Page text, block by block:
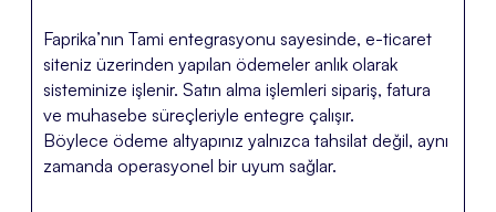
Faprika’nın Tami entegrasyonu sayesinde, e-ticaret
siteniz üzerinden yapılan ödemeler anlık olarak
sisteminize işlenir. Satın alma işlemleri sipariş, fatura
ve muhasebe süreçleriyle entegre çalışır.
Böylece ödeme altyapınız yalnızca tahsilat değil, aynı
zamanda operasyonel bir uyum sağlar.